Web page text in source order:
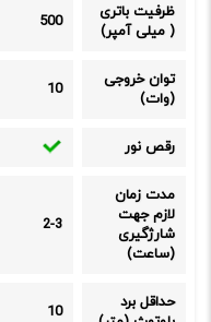
ظرفیت باتری
( میلی آمپر)
500
توان خروجی
(وات)
10
رقص نور
مدت زمان
لازم جهت
شارژگیری
(ساعت)
2-3
حداقل برد
10